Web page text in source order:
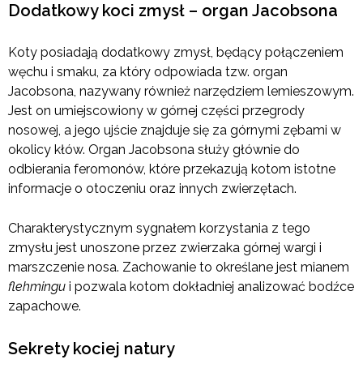
Dodatkowy koci zmysł – organ Jacobsona
Koty posiadają dodatkowy zmysł, będący połączeniem
węchu i smaku, za który odpowiada tzw. organ
Jacobsona, nazywany również narzędziem lemieszowym.
Jest on umiejscowiony w górnej części przegrody
nosowej, a jego ujście znajduje się za górnymi zębami w
okolicy kłów. Organ Jacobsona służy głównie do
odbierania feromonów, które przekazują kotom istotne
informacje o otoczeniu oraz innych zwierzętach.
Charakterystycznym sygnałem korzystania z tego
zmysłu jest unoszone przez zwierzaka górnej wargi i
marszczenie nosa. Zachowanie to określane jest mianem
flehmingu i pozwala kotom dokładniej analizować bodźce
zapachowe.
Sekrety kociej natury